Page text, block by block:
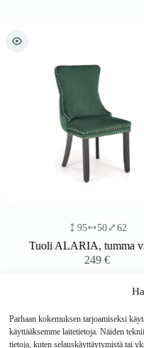
Parhaan kokemuksen tarjoamiseksi
käyttääksemme laitetietoja. Näiden
tietoja, kuten selauskäyttäytymistä tai
50 62
Tuoli ALARIA, tumma vihreä